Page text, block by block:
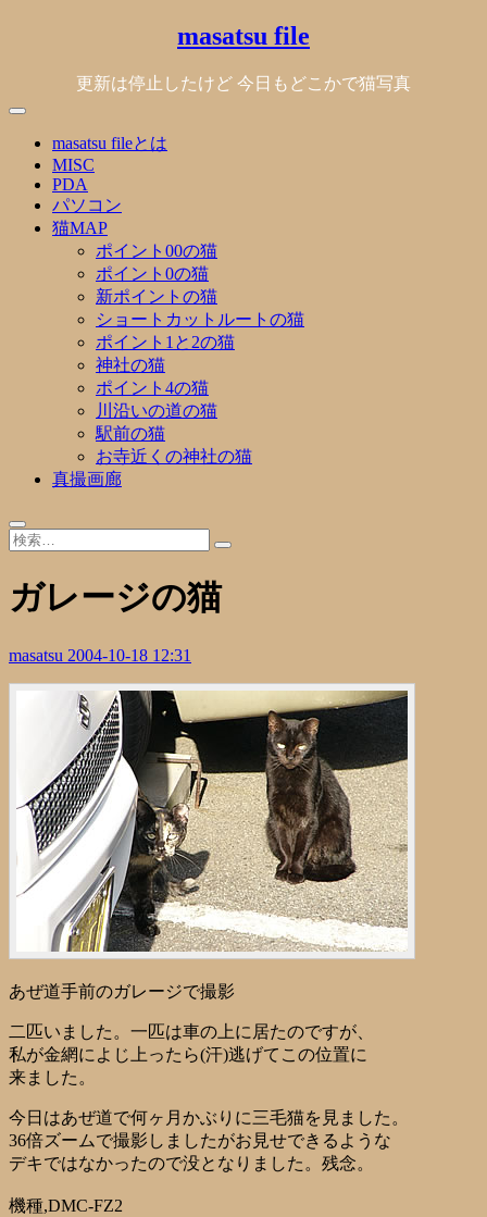
masatsu file
更新は停止したけど 今日もどこかで猫写真
masatsu fileとは
MISC
PDA
パソコン
猫MAP
ポイント00の猫
ポイント0の猫
新ポイントの猫
ショートカットルートの猫
ポイント1と2の猫
神社の猫
ポイント4の猫
川沿いの道の猫
駅前の猫
お寺近くの神社の猫
真撮画廊
ガレージの猫
masatsu 2004-10-18 12:31
あぜ道手前のガレージで撮影
二匹いました。一匹は車の上に居たのですが、
私が金網によじ上ったら(汗)逃げてこの位置に
来ました。
今日はあぜ道で何ヶ月かぶりに三毛猫を見ました。
36倍ズームで撮影しましたがお見せできるような
デキではなかったので没となりました。残念。
機種,DMC-FZ2